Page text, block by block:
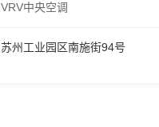
VRV中央空调
苏州工业园区南施街94号